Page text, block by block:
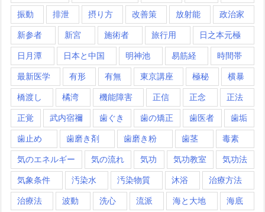
振動 排泄 摂り方 改善策 放射能 政治家
新参者 新宮 施術者 旅行用 日之本元極
日月潭 日本と中国 明神池 易筋経 時間帯
最新医学 有形 有無 東京講座 極秘 横暴
橋渡し 橘湾 機能障害 正信 正念 正法
正覚 武内宿禰 歯ぐき 歯の矯正 歯医者 歯垢
歯止め 歯磨き剤 歯磨き粉 歯茎 毒素
気のエネルギー 気の流れ 気功 気功教室 気功法
気象条件 汚染水 汚染物質 沐浴 治療方法
治療法 波動 洗心 流派 海と大地 海底